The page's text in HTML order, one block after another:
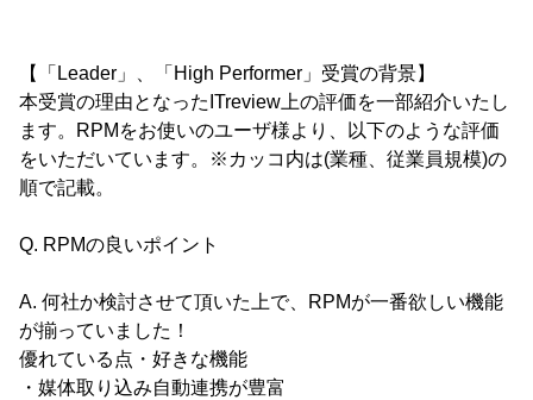
【「Leader」、「High Performer」受賞の背景】
本受賞の理由となったITreview上の評価を一部紹介いたし
ます。RPMをお使いのユーザ様より、以下のような評価
をいただいています。※カッコ内は(業種、従業員規模)の
順で記載。
Q. RPMの良いポイント
A. 何社か検討させて頂いた上で、RPMが一番欲しい機能
が揃っていました！
優れている点・好きな機能
・媒体取り込み自動連携が豊富